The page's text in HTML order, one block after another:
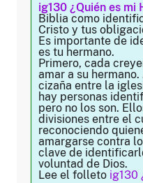
ig130 ¿Quién es mi
Biblia como
Cristo y tus
Es importante de
es tu hermano.
Primero, cada
amar a su
cizaña entre la
hay personas
pero no los son.
divisiones entre el
reconociendo
amargarse contra
clave de
voluntad de Dios.
Lee el folleto ig130